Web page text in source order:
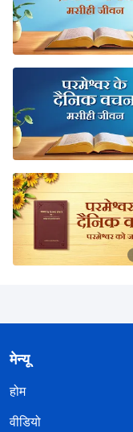
मेन्यू
होम
वीडियो